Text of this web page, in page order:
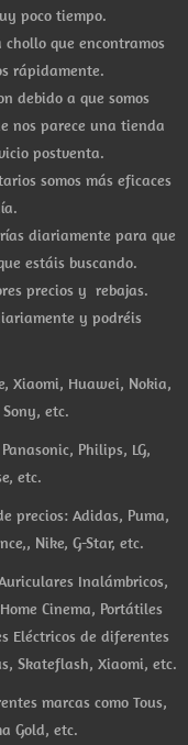
poco tiempo.
que encontramos
rápidamente.
debido a que somos
nos parece una tienda
postventa.
somos más eficaces
diariamente para que
estáis buscando.
precios y rebajas.
y podréis
Xiaomi, Huawei, Nokia,
etc.
Philips, LG,
etc.
precios: Adidas, Puma,
Nike, G-Star, etc.
Inalámbricos,
Cinema, Portátiles
Eléctricos de diferentes
Skateflash, Xiaomi, etc.
marcas como Tous,
Gold, etc.